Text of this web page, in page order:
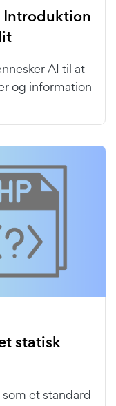
AI til at
og information
statisk
et standard